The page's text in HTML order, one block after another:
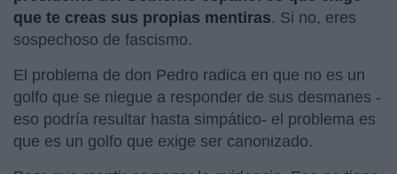
que te creas sus propias mentiras. Si no, eres
sospechoso de fascismo.
El problema de don Pedro radica en que no es un
golfo que se niegue a responder de sus desmanes -
eso podría resultar hasta simpático- el problema es
que es un golfo que exige ser canonizado.